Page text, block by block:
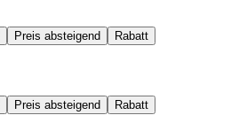
Preis absteigend Rabatt
Preis absteigend Rabatt